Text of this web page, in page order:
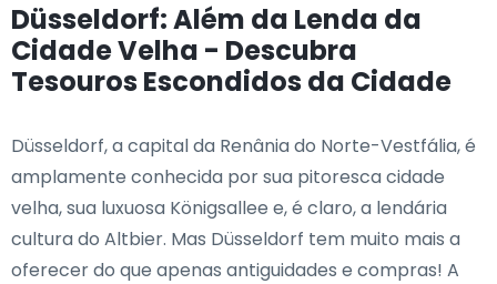
Düsseldorf: Além da Lenda da
Cidade Velha - Descubra
Tesouros Escondidos da Cidade
Düsseldorf, a capital da Renânia do Norte-Vestfália, é
amplamente conhecida por sua pitoresca cidade
velha, sua luxuosa Königsallee e, é claro, a lendária
cultura do Altbier. Mas Düsseldorf tem muito mais a
oferecer do que apenas antiguidades e compras! A